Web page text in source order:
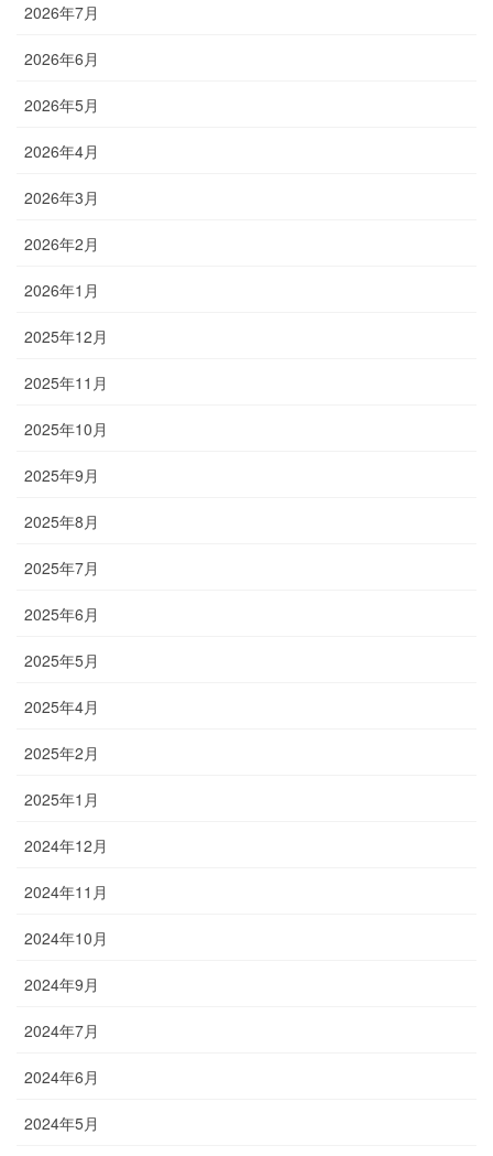
2026年7月
2026年6月
2026年5月
2026年4月
2026年3月
2026年2月
2026年1月
2025年12月
2025年11月
2025年10月
2025年9月
2025年8月
2025年7月
2025年6月
2025年5月
2025年4月
2025年2月
2025年1月
2024年12月
2024年11月
2024年10月
2024年9月
2024年7月
2024年6月
2024年5月